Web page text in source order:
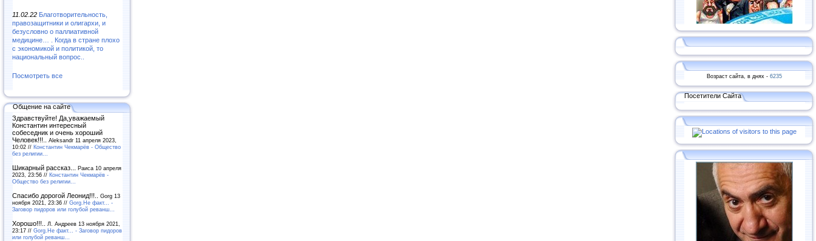
11.02.22 Благотворительность,
правозащитники и олигархи, и
безусловно о паллиативной
медицине… . Когда в стране плохо
с экономикой и политикой, то
национальный вопрос..
Посмотреть все
Общение на сайте
Здравствуйте! Да,уважаемый
Константин интересный
собеседник и очень хороший
Человек!!!.. Aleksandr 11 апреля 2023,
10:02 // Константин Чекмарёв - Общество
без религии...
Шикарный рассказ... Раиса 10 апреля
2023, 23:56 // Константин Чекмарёв -
Общество без религии...
Спасибо дорогой Леонид!!!.. Gorg 13
ноября 2021, 23:36 // Gorg.Не факт... -
Заговор пидоров или голубой реванш…
Хорошо!!!..
Л. Андреев 13 ноября 2021,
23:17 // Gorg.Не факт... - Заговор пидоров
или голубой реванш…
Возраст сайта, в днях - 6235
Посетители Сайта